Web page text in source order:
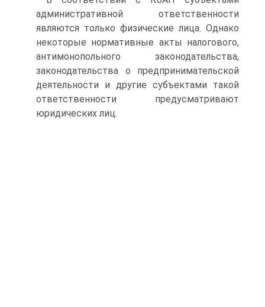
административной ответственности
являются только физические лица. Однако
некоторые нормативные акты налогового,
антимонопольного законодательства,
законодательства о предпринимательской
деятельности и другие субъектами такой
ответственности предусматривают
юридических лиц.